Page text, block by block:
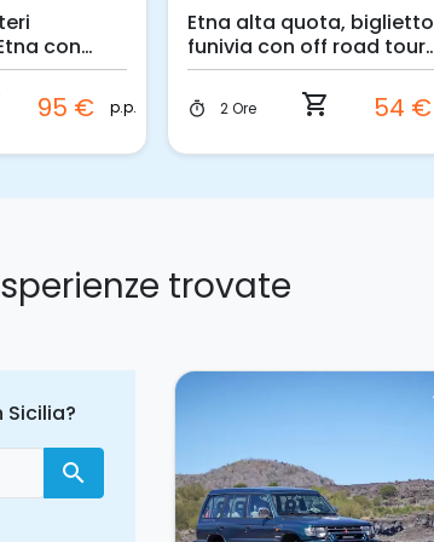
con
95 € p.p.
Etna alta quota, biglietto
funivia con off road tour
quota 2920 m
timer 2 Ore shopping_cart 54 €
trovate
Sicilia?
search